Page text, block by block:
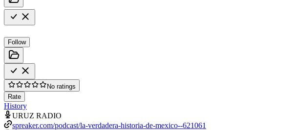
Follow
No ratings
Rate
History
URUZ RADIO
spreaker.com/podcast/la-verdadera-historia-de-mexico--621061